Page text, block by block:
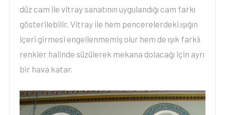
düz cam ile vitray sanatının uygulandığı cam farkı
gösterilebilir. Vitray ile hem pencerelerdeki ışığın
içeri girmesi engellenmemiş olur hem de ışık farklı
renkler halinde süzülerek mekana dolacağı için ayrı
bir hava katar.